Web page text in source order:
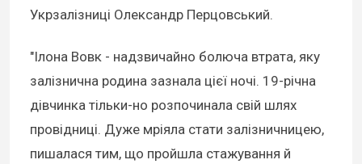
Укрзалізниці Олександр Перцовський.
"Ілона Вовк - надзвичайно болюча втрата, яку
залізнична родина зазнала цієї ночі. 19-річна
дівчинка тільки-но розпочинала свій шлях
провідниці. Дуже мріяла стати залізничницею,
пишалася тим, що пройшла стажування й